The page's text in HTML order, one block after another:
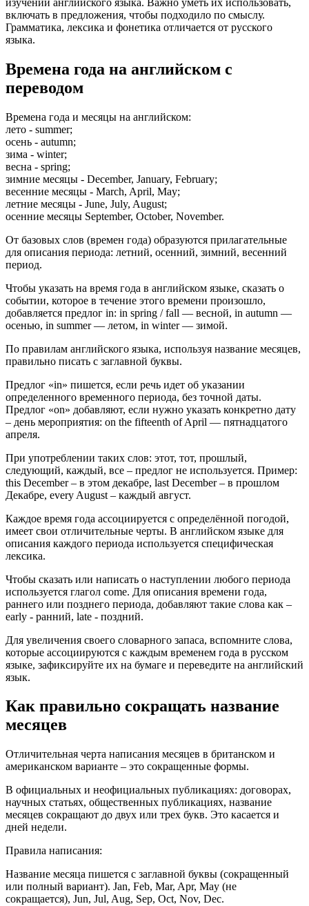
включать в предложения, чтобы подходило по смыслу.
Грамматика, лексика и фонетика отличается от русского
языка.
Времена года на английском с
переводом
Времена года и месяцы на английском:
лето - summer;
осень - autumn;
зима - winter;
весна - spring;
зимние месяцы - December, January, February;
весенние месяцы - Marсh, April, May;
летние месяцы - June, July, August;
осенние месяцы September, October, November.
От базовых слов (времен года) образуются прилагательные
для описания периода: летний, осенний, зимний, весенний
период.
Чтобы указать на время года в английском языке, сказать о
событии, которое в течение этого времени произошло,
добавляется предлог in: in spring / fall — весной, in autumn —
осенью, in summer — летом, in winter — зимой.
По правилам английского языка, используя название месяцев,
правильно писать с заглавной буквы.
Предлог «in» пишется, если речь идет об указании
определенного временного периода, без точной даты.
Предлог «on» добавляют, если нужно указать конкретно дату
– день мероприятия: on the fifteenth of April — пятнадцатого
апреля.
При употреблении таких слов: этот, тот, прошлый,
следующий, каждый, все – предлог не используется. Пример:
this December – в этом декабре, last December – в прошлом
Декабре, every August – каждый август.
Каждое время года ассоциируется с определённой погодой,
имеет свои отличительные черты. В английском языке для
описания каждого периода используется специфическая
лексика.
Чтобы сказать или написать о наступлении любого периода
используется глагол come. Для описания времени года,
раннего или позднего периода, добавляют такие слова как –
early - ранний, late - поздний.
Для увеличения своего словарного запаса, вспомните слова,
которые ассоциируются с каждым временем года в русском
языке, зафиксируйте их на бумаге и переведите на английский
язык.
Как правильно сокращать название
месяцев
Отличительная черта написания месяцев в британском и
американском варианте – это сокращенные формы.
В официальных и неофициальных публикациях: договорах,
научных статьях, общественных публикациях, название
месяцев сокращают до двух или трех букв. Это касается и
дней недели.
Правила написания:
Название месяца пишется с заглавной буквы (сокращенный
или полный вариант). Jan, Feb, Mar, Apr, May (не
сокращается), Jun, Jul, Aug, Sep, Oct, Nov, Dec.